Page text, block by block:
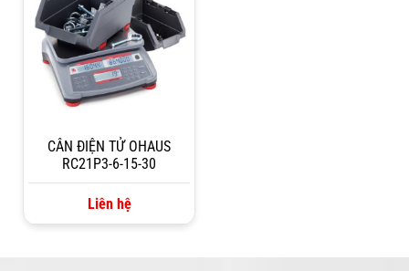
CÂN ĐIỆN TỬ OHAUS
RC21P3-6-15-30
Liên hệ